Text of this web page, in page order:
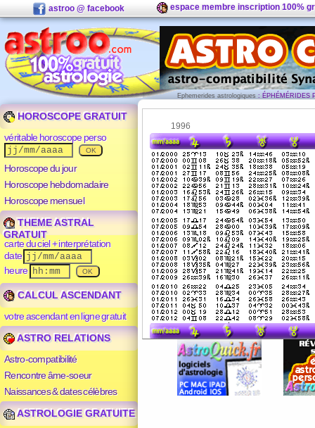
astroo @ facebook espace membre inscription 100%
Ephemerides astrologiques : ÉPHÉMÉRIDES
HOROSCOPE GRATUIT
véritable horoscope perso
Horoscope du jour
Horoscope hebdomadaire
Horoscope mensuel
THEME ASTRAL
GRATUIT
carte du ciel + interprétation
date
heure
CALCUL ASCENDANT
votre ascendant en ligne gratuit
ASTRO RELATIONS
Astro-compatibilité
Rencontre âme-soeur
Naissances & dates célèbres
ASTROLOGIE GRATUITE
1996